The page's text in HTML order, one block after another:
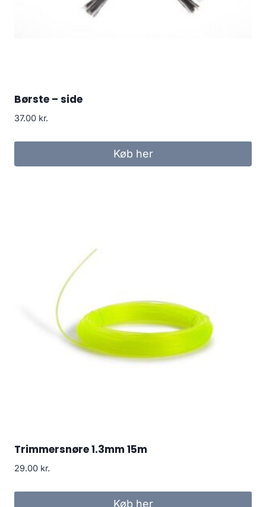
Børste – side
37.00 kr.
Køb her
Trimmersnøre 1.3mm 15m
29.00 kr.
Køb her